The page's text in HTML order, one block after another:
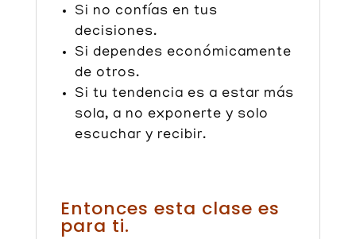
Si no confías en tus
decisiones.
Si dependes económicamente
de otros.
Si tu tendencia es a estar más
sola, a no exponerte y solo
escuchar y recibir.
Entonces esta clase es
para ti.